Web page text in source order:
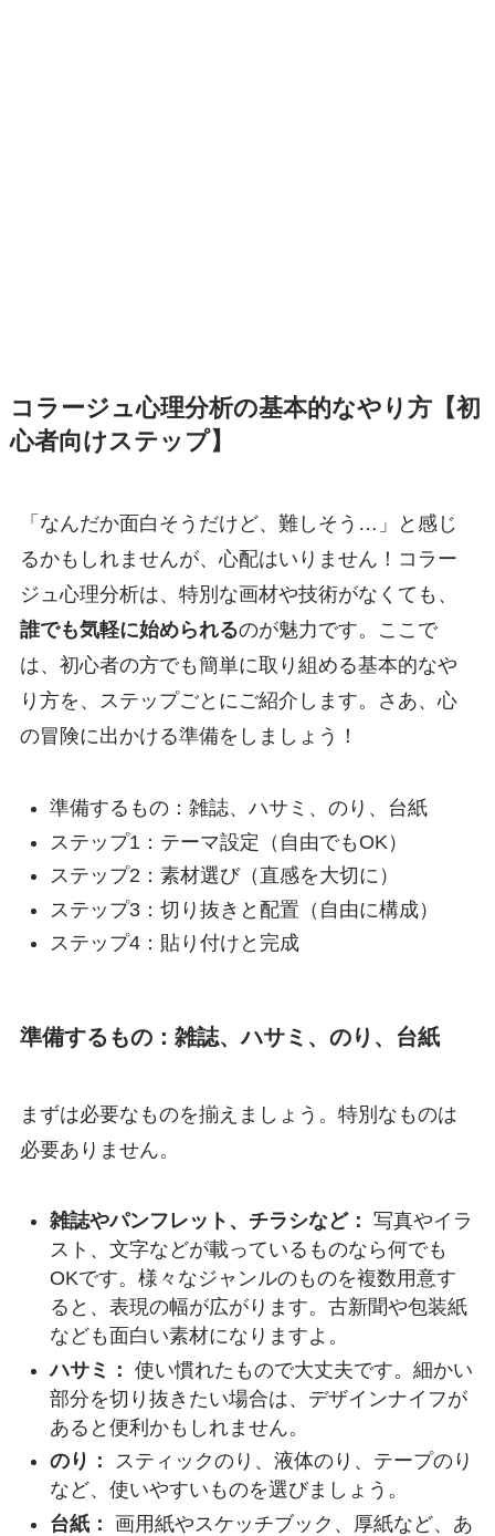
コラージュ心理分析の基本的なやり方【初
心者向けステップ】
「なんだか面白そうだけど、難しそう…」と感じ
るかもしれませんが、心配はいりません！コラー
ジュ心理分析は、特別な画材や技術がなくても、
誰でも気軽に始められるのが魅力です。ここで
は、初心者の方でも簡単に取り組める基本的なや
り方を、ステップごとにご紹介します。さあ、心
の冒険に出かける準備をしましょう！
準備するもの：雑誌、ハサミ、のり、台紙
ステップ1：テーマ設定（自由でもOK）
ステップ2：素材選び（直感を大切に）
ステップ3：切り抜きと配置（自由に構成）
ステップ4：貼り付けと完成
準備するもの：雑誌、ハサミ、のり、台紙
まずは必要なものを揃えましょう。特別なものは
必要ありません。
雑誌やパンフレット、チラシなど： 写真やイラ
スト、文字などが載っているものなら何でも
OKです。様々なジャンルのものを複数用意す
ると、表現の幅が広がります。古新聞や包装紙
なども面白い素材になりますよ。
ハサミ： 使い慣れたもので大丈夫です。細かい
部分を切り抜きたい場合は、デザインナイフが
あると便利かもしれません。
のり：
スティックのり、液体のり、テープのり
など、使いやすいものを選びましょう。
台紙：
画用紙やスケッチブック、厚紙など、あ